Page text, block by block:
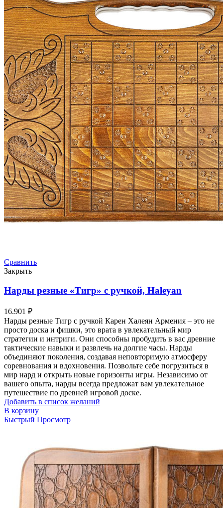
Сравнить
Закрыть
Нарды резные «Тигр» с ручкой, Haleyan
16.901 ₽
Нарды резные Тигр с ручкой Карен Халеян Армения – это не
просто доска и фишки, это врата в увлекательный мир
стратегии и интриги. Они способны пробудить в вас древние
тактические навыки и развлечь на долгие часы. Нарды
объединяют поколения, создавая неповторимую атмосферу
соревнования и вдохновения. Позвольте себе погрузиться в
мир нард и открыть новые горизонты игры. Независимо от
вашего опыта, нарды всегда предложат вам увлекательное
путешествие по древней игровой доске.
Добавить в список желаний
В корзину
Быстрый Просмотр